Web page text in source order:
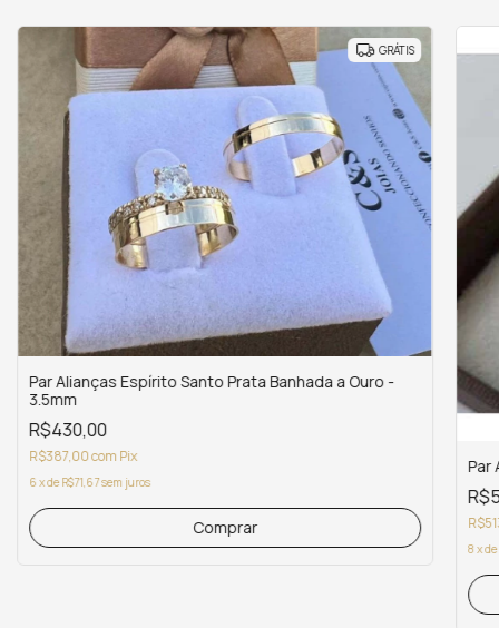
GRÁTIS
Par Alianças Espírito Santo Prata Banhada a Ouro -
3.5mm
R$430,00
R$387,00comPix
6 xdeR$71,67sem juros
Par
8 xde